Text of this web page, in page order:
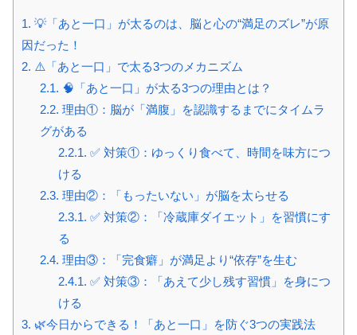
1. 💡「あと一口」が太るのは、脳と心の“満足のズレ”が原
因だった！
2. ⚠️「あと一口」で太る3つのメカニズム
2.1. 🧠「あと一口」が太る3つの理由とは？
2.2. 理由①：脳が「満腹」を認識するまでにタイムラ
グがある
2.2.1. ✅ 対策①：ゆっくり食べて、時間を味方につ
ける
2.3. 理由②：「もったいない」が脳を太らせる
2.3.1. ✅ 対策②：「冷蔵庫ダイエット」を習慣にす
る
2.4. 理由③：「完食癖」が満足より“依存”を生む
2.4.1. ✅ 対策③：「あえて少し残す習慣」を身につ
ける
3. 🌿今日からできる！「あと一口」を防ぐ3つの実践法